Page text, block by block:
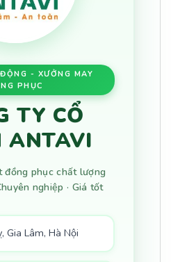
- XƯỞNG MAY
PHỤC
TY CỔ
ANTAVI
đồng phục chất lượng
nghiệp · Giá tốt
Gia Lâm, Hà Nội